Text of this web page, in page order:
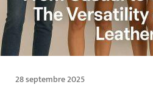
28 septembre 2025